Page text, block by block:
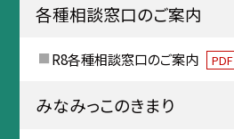
各種相談窓口のご案内
R8各種相談窓口のご案内 PDF
みなみっこのきまり